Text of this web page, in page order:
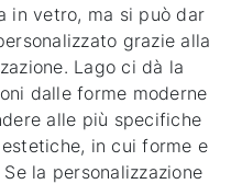
in vetro, ma si può dar
grazie alla
Lago ci dà la
dalle forme moderne
alle più specifiche
in cui forme e
la personalizzazione